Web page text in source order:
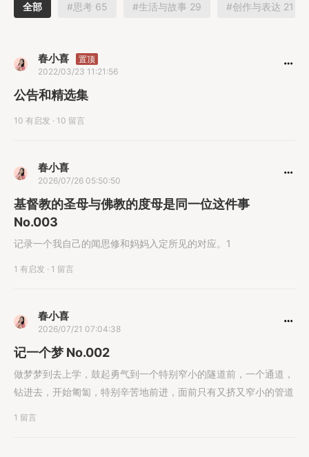
全部 #思考 65 #生活与故事 29 #创作与表达 21
春小喜
置顶
2022/03/23 11:21:56
公告和精选集
10 有启发 · 10 留言
春小喜
2026/07/26 05:50:50
基督教的圣母与佛教的度母是同一位这件事
No.003
记录一个我自己的闻思修和妈妈入定所见的对应。1
1 有启发 · 1 留言
春小喜
2026/07/21 07:04:38
记一个梦 No.002
做梦梦到去上学，鼓起勇气到一个特别窄小的隧道前，一个通道，
钻进去，开始匍匐，特别辛苦地前进，面前只有又挤又窄小的管道
1 留言